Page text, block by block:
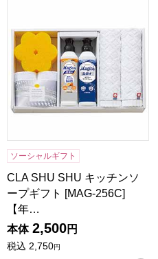
ソーシャルギフト
CLA SHU SHU キッチンソ
ープギフト [MAG-256C]
【年…
本体 2,500円
税込 2,750円